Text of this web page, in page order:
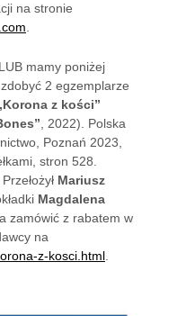
na stronie
.
mamy poniżej
2 egzemplarze
z kości”
, 2022). Polska
Poznań 2023,
stron 528.
Mariusz
Magdalena
zamówić z rabatem w
na
z-kosci.html